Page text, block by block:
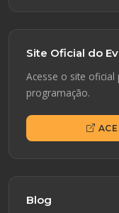
Site Oficial do
Acesse o site
programação.
Blog